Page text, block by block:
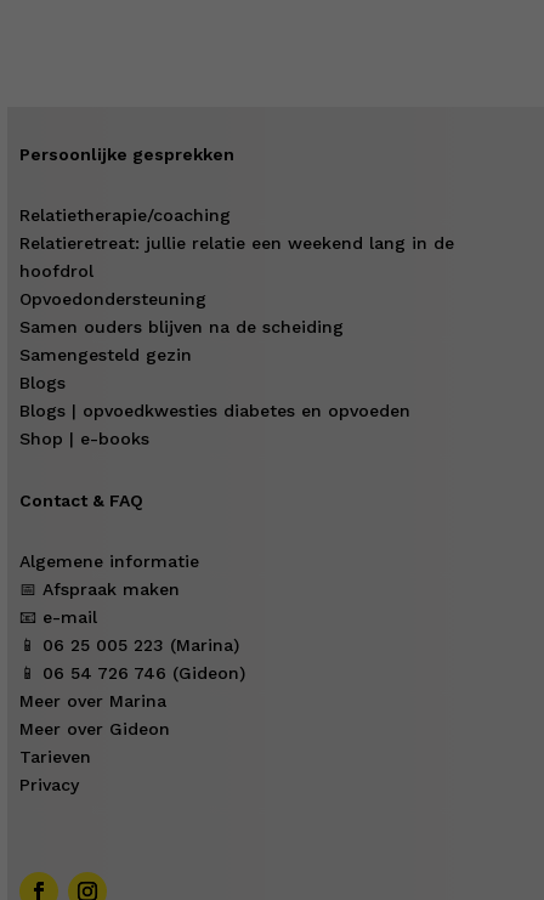
Persoonlijke gesprekken
Relatietherapie/coaching
Relatieretreat: jullie relatie een weekend lang in de
hoofdrol
Opvoedondersteuning
Samen ouders blijven na de scheiding
Samengesteld gezin
Blogs
Blogs | opvoedkwesties diabetes en opvoeden
Shop | e-books
Contact & FAQ
Algemene informatie
📅 Afspraak maken
📧 e-mail
📱 06 25 005 223 (Marina)
📱 06 54 726 746 (Gideon)
Meer over Marina
Meer over Gideon
Tarieven
Privacy